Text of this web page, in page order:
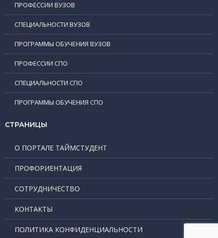
ПРОФЕССИИ ВУЗОВ
СПЕЦИАЛЬНОСТИ ВУЗОВ
ПРОГРАММЫ ОБУЧЕНИЯ ВУЗОВ
ПРОФЕССИИ СПО
СПЕЦИАЛЬНОСТИ СПО
ПРОГРАММЫ ОБУЧЕНИЯ СПО
СТРАНИЦЫ
О ПОРТАЛЕ ТАЙМСТУДЕНТ
ПРОФОРИЕНТАЦИЯ
СОТРУДНИЧЕСТВО
КОНТАКТЫ
ПОЛИТИКА КОНФИДЕНЦИАЛЬНОСТИ